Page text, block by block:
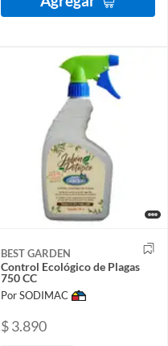
BEST GARDEN
Control Ecológico de Plagas
750 CC
Por SODIMAC
$ 3.890